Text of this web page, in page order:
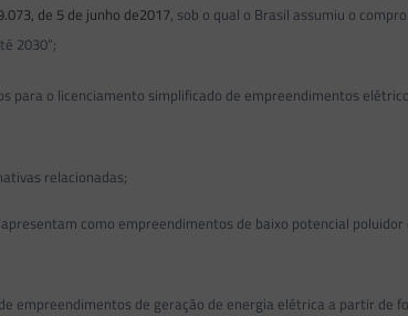
de 5 de junho de2017, sob o qual o Brasil assumiu o
2030”;
para o licenciamento simplificado de empreendimentos
relacionadas;
como empreendimentos de baixo potencial
de geração de energia elétrica a partir de